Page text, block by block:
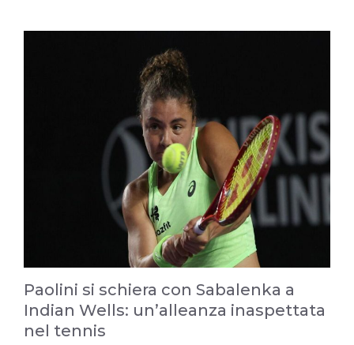
Paolini si schiera con Sabalenka a
Indian Wells: un’alleanza inaspettata
nel tennis